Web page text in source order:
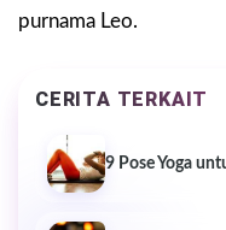
purnama Leo.
CERITA TERKAIT
9 Pose Yoga